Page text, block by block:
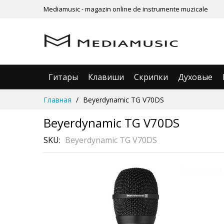
Mediamusic - magazin online de instrumente muzicale
Гитары Клавиши Скрипки Духовые
Главная Beyerdynamic TG V70DS
Beyerdynamic TG V70DS
SKU Beyerdynamic TG V70DS